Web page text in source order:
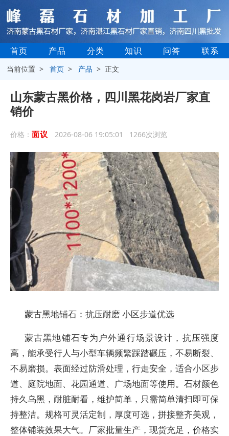
首页 产品 分类 知识 问答 联系
当前位置 >首页 > 产品 > 正文
山东蒙古黑价格，四川黑花岗岩厂家直
销价
价格： 面议 2026-08-06 19:05:01 1266次浏览
蒙古黑地铺石：抗压耐磨 小区步道优选
蒙古黑地铺石专为户外通行场景设计，抗压强度
高，能承受行人与小型车辆频繁踩踏碾压，不易断裂、
不易磨损。表面经过防滑处理，行走安全，适合小区步
道、庭院地面、花园通道、广场地面等使用。石材颜色
持久乌黑，耐脏耐看，维护简单，只需简单清扫即可保
持整洁。规格可灵活定制，厚度可选，拼接整齐美观，
整体铺装效果大气。厂家批量生产，现货充足，价格实